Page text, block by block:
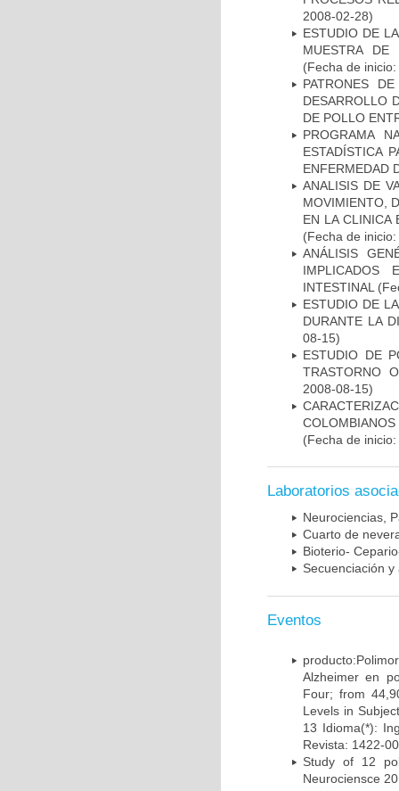
2008-02-28)
ESTUDIO DE
MUESTRA DE
(Fecha de
PATRONES
DESARROLLO
DE POLLO
PROGRAMA
ESTADÍSTICA
ENFERMEDAD
ANALISIS DE
MOVIMIENTO,
EN LA CLINICA
(Fecha de
ANÁLISIS
IMPLICADOS
INTESTINAL
ESTUDIO DE
DURANTE LA
08-15)
ESTUDIO DE
TRASTORNO
2008-08-15)
(Fecha de
Laboratorios
Neurociencias,
Cuarto de
Bioterio-
Secuenciación
Eventos
Alzheimer en
Four; from
Levels in
13 Idioma(*):
Revista: 1422-
Study of 12
Neurociensce